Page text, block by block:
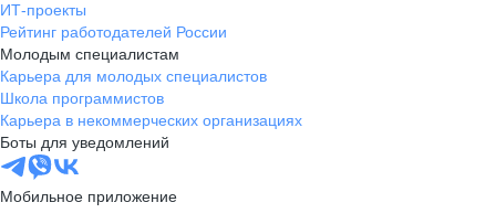
ИТ-проекты
Рейтинг работодателей России
Молодым специалистам
Карьера для молодых специалистов
Школа программистов
Карьера в некоммерческих организациях
Боты для уведомлений
Мобильное приложение